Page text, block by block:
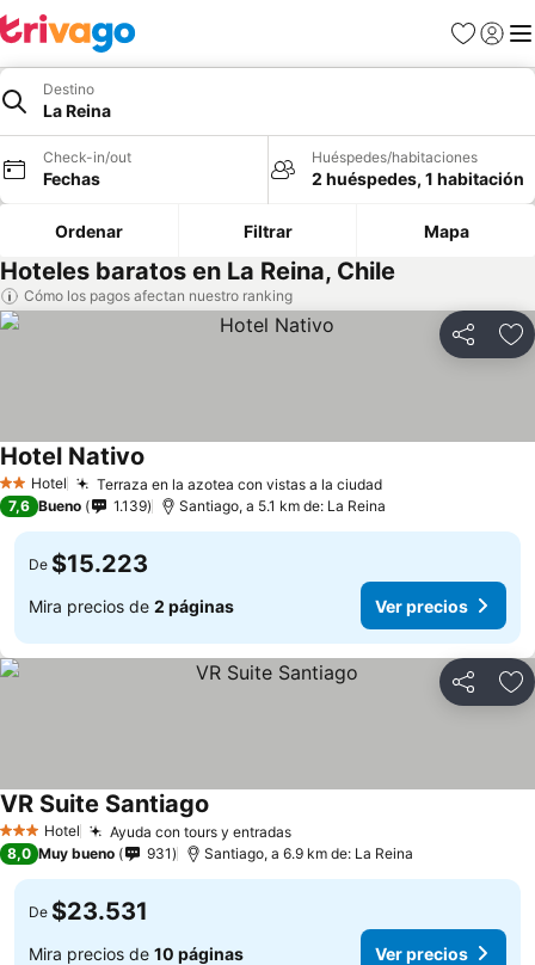
Favoritos
Iniciar
Destino
La Reina
Check-in/out
Fechas
Huéspedes/habitaciones
2 huéspedes, 1 habitación
Ordenar Filtrar Mapa
Hoteles baratos en La Reina, Chile
Cómo los pagos afectan nuestro ranking
Compartir
2 Estrellas
Hotel Terraza en la azotea con vistas a la ciudad
Hotel Nativo
7,6 Bueno 1.139 Santiago, a 5.1 km de: La Reina
De $15.223
Mira precios de 2 páginas Ver precios
Compartir
3 Estrellas
Hotel Ayuda con tours y entradas
VR Suite Santiago
8,0 Muy bueno 931 Santiago, a 6.9 km de: La Reina
De $23.531
Mira precios de 10 páginas Ver precios